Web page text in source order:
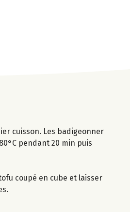
cuisson. Les badigeonner
pendant 20 min puis
coupé en cube et laisser